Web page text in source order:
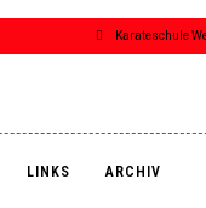
Karateschule
LINKS ARCHIV